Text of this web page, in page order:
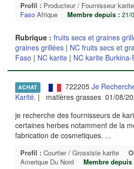
Profil : Producteur / Fournisseur karite
Faso Afrique Membre depuis : 21/
Rubrique : fruits secs et graines
graines grillées | NC fruits secs et
Faso | NC karite | NC karite Burkina-
ACHAT 722205 Je
Karité. | matières grasses 01/08/
je recherche des fournisseurs de
certaines herbes notamment de la
fabrication de cosmetiques. ...
Profil : Courtier / Grossiste karite
Amerique Du Nord
Membre depuis